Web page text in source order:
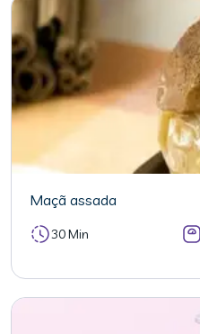
Maçã assada
30 Min